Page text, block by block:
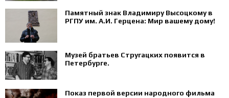
Памятный знак Владимиру Высоцкому в
РГПУ им. А.И. Герцена: Мир вашему дому!
Музей братьев Стругацких появится в
Петербурге‍.
Показ первой версии народного фильма